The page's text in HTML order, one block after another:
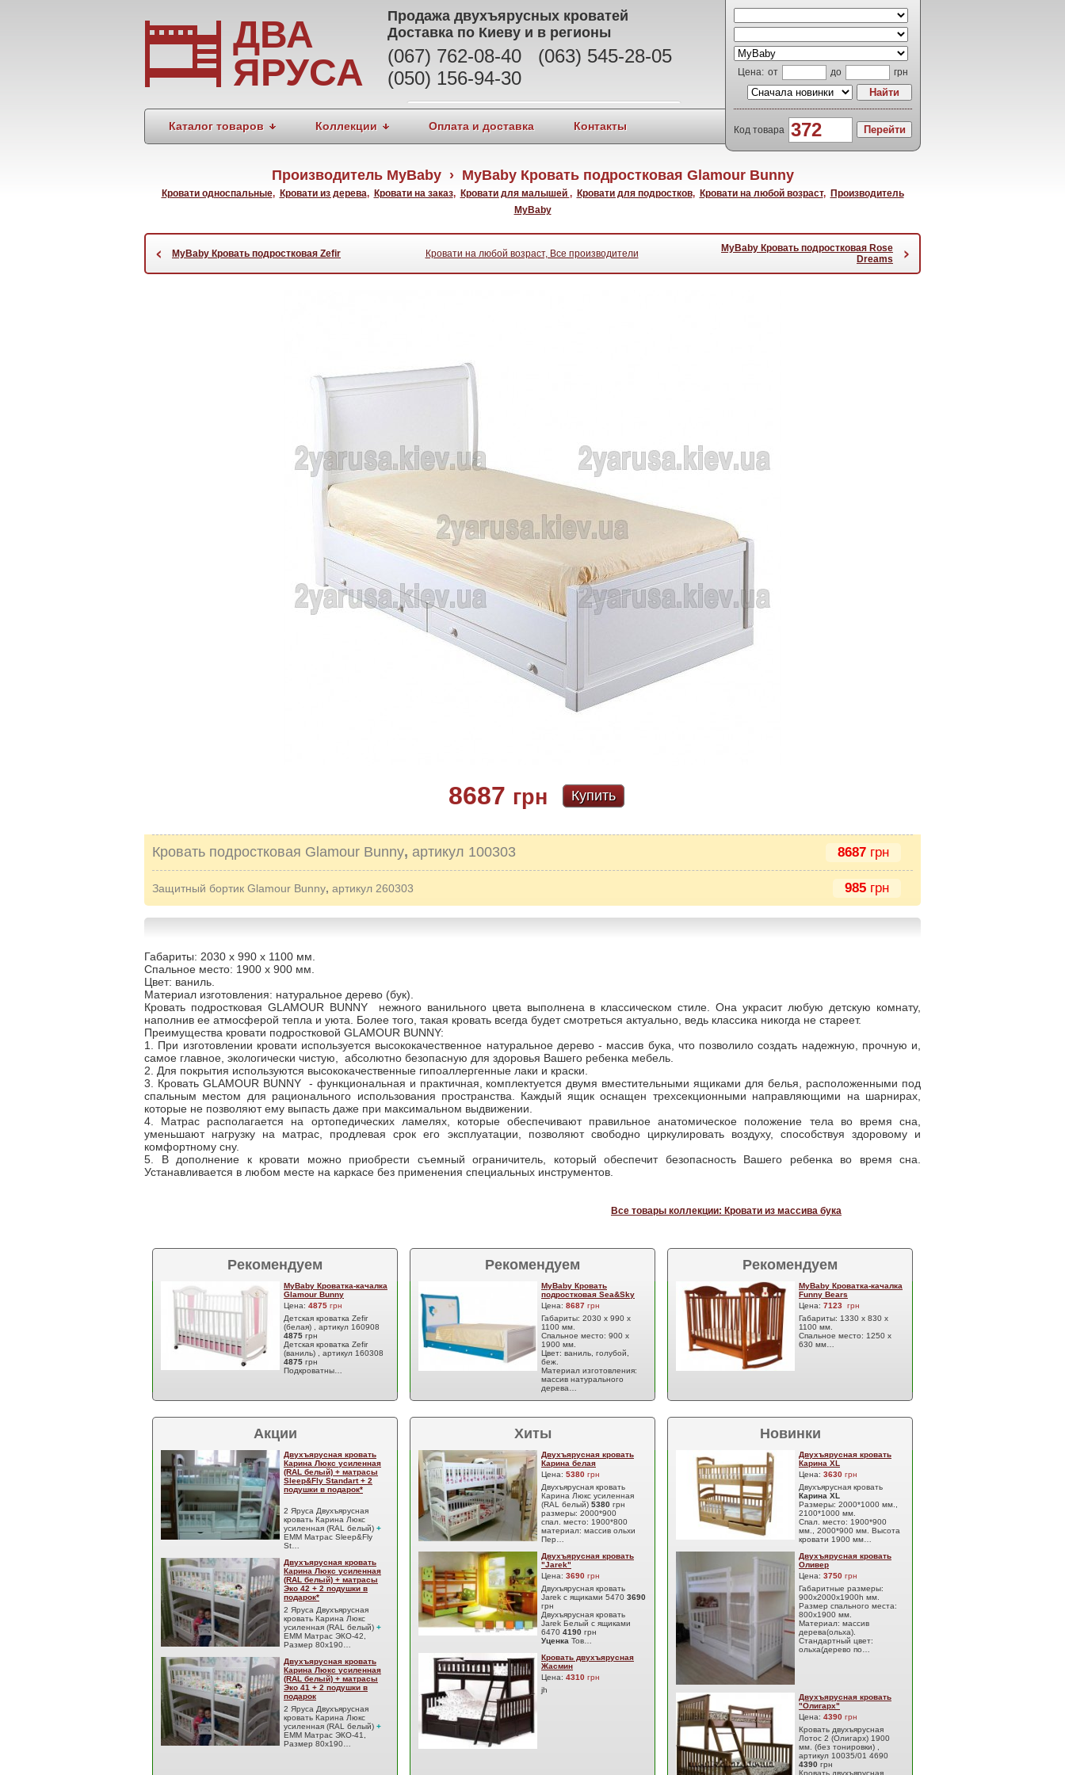
ДВА
ЯРУСА
Продажа двухъярусных кроватей
Доставка по Киеву и в регионы
(067) 762-08-40 (063) 545-28-05
(050) 156-94-30
Каталог товаров Коллекции Оплата и доставка Контакты
Цена: от до грн
Код товара
Производитель MyBaby › MyBaby Кровать подростковая Glamour Bunny
Кровати односпальные, Кровати из дерева, Кровати на заказ, Кровати для малышей , Кровати для подростков, Кровати на любой возраст, Производитель
MyBaby
‹ MyBaby Кровать подростковая Zefir Кровати на любой возраст, Все производители
MyBaby Кровать подростковая Rose
Dreams
›
8687 грн Купить
Кровать подростковая Glamour Bunny, артикул 100303 8687 грн
Защитный бортик Glamour Bunny, артикул 260303 985 грн
Габариты: 2030 х 990 х 1100 мм.
Спальное место: 1900 х 900 мм.
Цвет: ваниль.
Материал изготовления: натуральное дерево (бук).
Кровать подростковая GLAMOUR BUNNY нежного ванильного цвета выполнена в классическом стиле. Она украсит любую детскую комнату,
наполнив ее атмосферой тепла и уюта. Более того, такая кровать всегда будет смотреться актуально, ведь классика никогда не стареет.
Преимущества кровати подростковой GLAMOUR BUNNY:
1. При изготовлении кровати используется высококачественное натуральное дерево - массив бука, что позволило создать надежную, прочную и,
самое главное, экологически чистую, абсолютно безопасную для здоровья Вашего ребенка мебель.
2. Для покрытия используются высококачественные гипоаллергенные лаки и краски.
3. Кровать GLAMOUR BUNNY - функциональная и практичная, комплектуется двумя вместительными ящиками для белья, расположенными под
спальным местом для рационального использования пространства. Каждый ящик оснащен трехсекционными направляющими на шарнирах,
которые не позволяют ему выпасть даже при максимальном выдвижении.
4. Матрас располагается на ортопедических ламелях, которые обеспечивают правильное анатомическое положение тела во время сна,
уменьшают нагрузку на матрас, продлевая срок его эксплуатации, позволяют свободно циркулировать воздуху, способствуя здоровому и
комфортному сну.
5. В дополнение к кровати можно приобрести съемный ограничитель, который обеспечит безопасность Вашего ребенка во время сна.
Устанавливается в любом месте на каркасе без применения специальных инструментов.
Все товары коллекции: Кровати из массива бука
Рекомендуем Рекомендуем Рекомендуем
MyBaby Кроватка-качалка
Glamour Bunny
Цена: 4875 грн
Детская кроватка Zefir
(белая) , артикул 160908
4875 грн
Детская кроватка Zefir
(ваниль) , артикул 160308
4875 грн
Подкроватны…
MyBaby Кровать
подростковая Sea&Sky
Цена: 8687 грн
Габариты: 2030 х 990 х
1100 мм.
Спальное место: 900 х
1900 мм.
Цвет: ваниль, голубой,
беж.
Материал изготовления:
массив натурального
дерева…
MyBaby Кроватка-качалка
Funny Bears
Цена: 7123 грн
Габариты: 1330 х 830 х
1100 мм.
Спальное место: 1250 х
630 мм…
Акции Хиты Новинки
Двухъярусная кровать
Карина Люкс усиленная
(RAL белый) + матрасы
Sleep&Fly Standart + 2
подушки в подарок*
2 Яруса Двухъярусная
кровать Карина Люкс
усиленная (RAL белый) +
EMM Матрас Sleep&Fly
St…
Двухъярусная кровать
Карина Люкс усиленная
(RAL белый) + матрасы
Эко 42 + 2 подушки в
подарок*
2 Яруса Двухъярусная
кровать Карина Люкс
усиленная (RAL белый) +
EMM Матрас ЭКО-42,
Размер 80x190…
Двухъярусная кровать
Карина Люкс усиленная
(RAL белый) + матрасы
Эко 41 + 2 подушки в
подарок
2 Яруса Двухъярусная
кровать Карина Люкс
усиленная (RAL белый) +
EMM Матрас ЭКО-41,
Размер 80x190…
Двухъярусная кровать
Карина белая
Цена: 5380 грн
Двухъярусная кровать
Карина Люкс усиленная
(RAL белый) 5380 грн
размеры: 2000*900
спал. место: 1900*800
материал: массив ольхи
Пер…
Двухъярусная кровать
"Jarek"
Цена: 3690 грн
Двухъярусная кровать
Jarek с ящиками 5470 3690
грн
Двухъярусная кровать
Jarek Белый с ящиками
6470 4190 грн
Уценка Тов…
Кровать двухъярусная
Жасмин
Цена: 4310 грн
jh
Двухъярусная кровать
Карина XL
Цена: 3630 грн
Двухъярусная кровать
Карина XL
Размеры: 2000*1000 мм.,
2100*1000 мм.
Спал. место: 1900*900
мм., 2000*900 мм. Высота
кровати 1900 мм…
Двухъярусная кровать
Оливер
Цена: 3750 грн
Габаритные размеры:
900х2000х1900h мм.
Размер спального места:
800х1900 мм.
Материал: массив
дерева(ольха).
Стандартный цвет:
ольха(дерево по…
Двухъярусная кровать
"Олигарх"
Цена: 4390 грн
Кровать двухъярусная
Лотос 2 (Олигарх) 1900
мм. (без тонировки) ,
артикул 10035/01 4690
4390 грн
Кровать двухъярусная